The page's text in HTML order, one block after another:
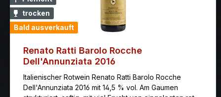
trocken
Bald ausverkauft
Renato Ratti Barolo Rocche
Dell'Annunziata 2016
Italienischer Rotwein Renato Ratti Barolo Rocche
Dell'Annunziata 2016 mit 14,5 % vol. Am Gaumen